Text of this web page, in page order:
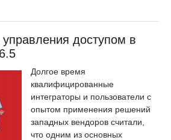
доступом в
Долгое время
квалифицированные
интеграторы и пользователи с
опытом применения решений
западных вендоров считали,
что одним из основных